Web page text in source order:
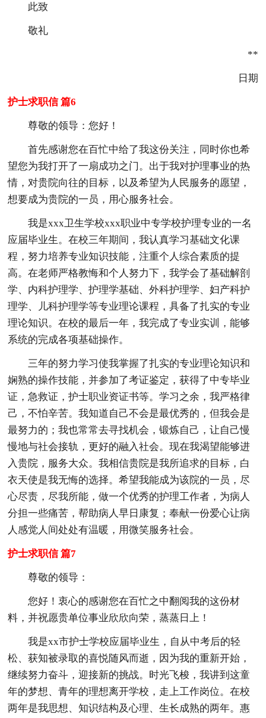
此致
敬礼
**
日期
护士求职信 篇6
尊敬的领导：您好！
首先感谢您在百忙中给了我这份关注，同时你也希
望您为我打开了一扇成功之门。出于我对护理事业的热
情，对贵院向往的目标，以及希望为人民服务的愿望，
想要成为贵院的一员，用心服务社会。
我是xxx卫生学校xxx职业中专学校护理专业的一名
应届毕业生。在校三年期间，我认真学习基础文化课
程，努力培养专业知识技能，注重个人综合素质的提
高。在老师严格教悔和个人努力下，我学会了基础解剖
学、内科护理学、护理学基础、外科护理学、妇产科护
理学、儿科护理学等专业理论课程，具备了扎实的专业
理论知识。在校的最后一年，我完成了专业实训，能够
系统的完成各项基础操作。
三年的努力学习使我掌握了扎实的专业理论知识和
娴熟的操作技能，并参加了考证鉴定，获得了中专毕业
证，急救证，护士职业资证书等。学习之余，我严格律
己，不怕辛苦。我知道自己不会是最优秀的，但我会是
最努力的；我也常常去寻找机会，锻炼自己，让自己慢
慢地与社会接轨，更好的融入社会。现在我渴望能够进
入贵院，服务大众。我相信贵院是我所追求的目标，白
衣天使是我无悔的选择。希望我能成为该院的一员，尽
心尽责，尽我所能，做一个优秀的护理工作者，为病人
分担一些痛苦，帮助病人早日康复；奉献一份爱心让病
人感觉人间处处有温暖，用微笑服务社会。
护士求职信 篇7
尊敬的领导：
您好！衷心的感谢您在百忙之中翻阅我的这份材
料，并祝愿贵单位事业欣欣向荣，蒸蒸日上！
我是xx市护士学校应届毕业生，自从中考后的轻
松、获知被录取的喜悦随风而逝，因为我的重新开始，
继续努力奋斗，迎接新的挑战。时光飞梭，我讲到这童
年的梦想、青年的理想离开学校，走上工作岗位。在校
两年是我思想、知识结构及心理、生长成熟的两年。惠